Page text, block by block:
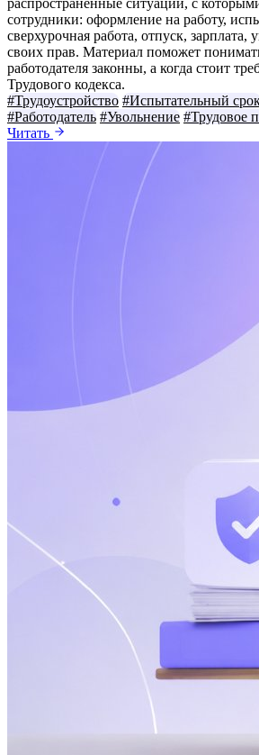
сотрудники: оформление на работу,
сверхурочная работа, отпуск, зарплата,
своих прав. Материал поможет
работодателя законны, а когда стоит
Трудового кодекса.
#Трудоустройство #Испытательный
#Работодатель #Увольнение #Трудовое
Читать